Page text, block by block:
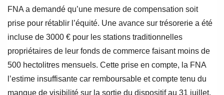
FNA a demandé qu’une mesure de compensation soit
prise pour rétablir l’équité. Une avance sur trésorerie a été
incluse de 3000 € pour les stations traditionnelles
propriétaires de leur fonds de commerce faisant moins de
500 hectolitres mensuels. Cette prise en compte, la FNA
l’estime insuffisante car remboursable et compte tenu du
manque de visibilité sur la sortie du dispositif au 31 juillet,